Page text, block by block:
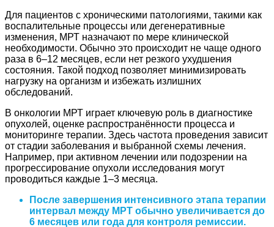
Для пациентов с хроническими патологиями, такими как
воспалительные процессы или дегенеративные
изменения, МРТ назначают по мере клинической
необходимости. Обычно это происходит не чаще одного
раза в 6–12 месяцев, если нет резкого ухудшения
состояния. Такой подход позволяет минимизировать
нагрузку на организм и избежать излишних
обследований.
В онкологии МРТ играет ключевую роль в диагностике
опухолей, оценке распространённости процесса и
мониторинге терапии. Здесь частота проведения зависит
от стадии заболевания и выбранной схемы лечения.
Например, при активном лечении или подозрении на
прогрессирование опухоли исследования могут
проводиться каждые 1–3 месяца.
После завершения интенсивного этапа терапии
интервал между МРТ обычно увеличивается до
6 месяцев или года для контроля ремиссии.